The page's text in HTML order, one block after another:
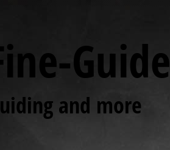
Guide
and more